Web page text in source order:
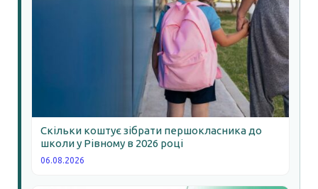
Скільки коштує зібрати першокласника до
школи у Рівному в 2026 році
06.08.2026